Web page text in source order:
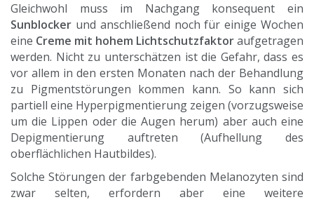
Gleichwohl muss im Nachgang konsequent ein
Sunblocker und anschließend noch für einige Wochen
eine Creme mit hohem Lichtschutzfaktoraufgetragen
werden. Nicht zu unterschätzen ist die Gefahr, dass es
vor allem in den ersten Monaten nach der Behandlung
zu Pigmentstörungen kommen kann. So kann sich
partiell eine Hyperpigmentierung zeigen (vorzugsweise
um die Lippen oder die Augen herum) aber auch eine
Depigmentierung auftreten (Aufhellung des
oberflächlichen Hautbildes).
Solche Störungen der farbgebenden Melanozyten sind
zwar selten, erfordern aber eine weitere